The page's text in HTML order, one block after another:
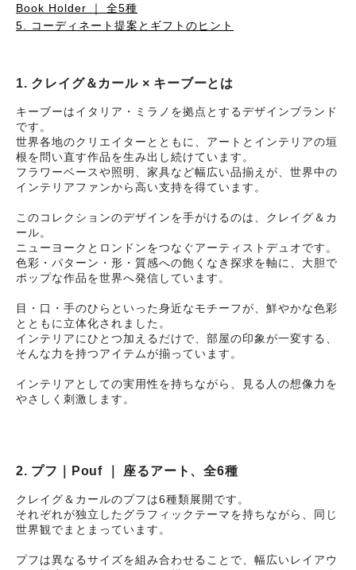
Book Holder ｜ 全5種
5. コーディネート提案とギフトのヒント
1. クレイグ＆カール × キーブーとは
キーブーはイタリア・ミラノを拠点とするデザインブランド
です。
世界各地のクリエイターとともに、アートとインテリアの垣
根を問い直す作品を生み出し続けています。
フラワーベースや照明、家具など幅広い品揃えが、世界中の
インテリアファンから高い支持を得ています。
このコレクションのデザインを手がけるのは、クレイグ＆カ
ール。
ニューヨークとロンドンをつなぐアーティストデュオです。
色彩・パターン・形・質感への飽くなき探求を軸に、大胆で
ポップな作品を世界へ発信しています。
目・口・手のひらといった身近なモチーフが、鮮やかな色彩
とともに立体化されました。
インテリアにひとつ加えるだけで、部屋の印象が一変する、
そんな力を持つアイテムが揃っています。
インテリアとしての実用性を持ちながら、見る人の想像力を
やさしく刺激します。
2. プフ｜Pouf ｜ 座るアート、全6種
クレイグ＆カールのプフは6種類展開です。
それぞれが独立したグラフィックテーマを持ちながら、同じ
世界観でまとまっています。
プフは異なるサイズを組み合わせることで、幅広いレイアウ